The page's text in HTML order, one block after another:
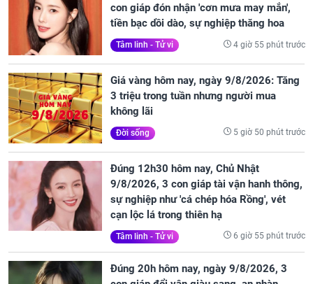
con giáp đón nhận 'cơn mưa may mắn',
tiền bạc dồi dào, sự nghiệp thăng hoa
Tâm linh - Tử vi 4 giờ 55 phút trước
Giá vàng hôm nay, ngày 9/8/2026: Tăng
3 triệu trong tuần nhưng người mua
không lãi
Đời sống 5 giờ 50 phút trước
Đúng 12h30 hôm nay, Chủ Nhật
9/8/2026, 3 con giáp tài vận hanh thông,
sự nghiệp như 'cá chép hóa Rồng', vét
cạn lộc lá trong thiên hạ
Tâm linh - Tử vi 6 giờ 55 phút trước
Đúng 20h hôm nay, ngày 9/8/2026, 3